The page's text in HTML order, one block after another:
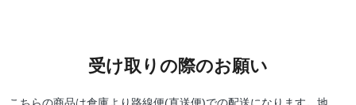
受け取りの際のお願い
こちらの商品は倉庫より路線便(直送便)での配送になります。地